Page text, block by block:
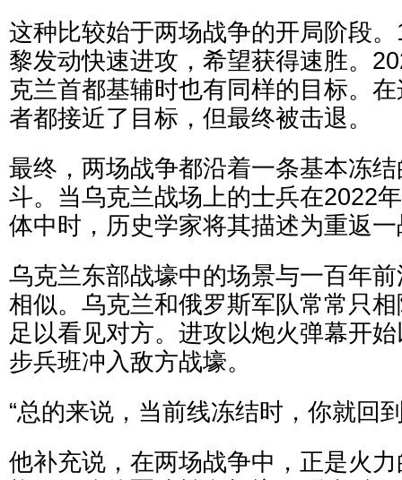
这种比较始于两场战争的开局阶段
黎发动快速进攻，希望获得速胜。
克兰首都基辅时也有同样的目标。
者都接近了目标，但最终被击退。
最终，两场战争都沿着一条基本冻
斗。当乌克兰战场上的士兵在2022
体中时，历史学家将其描述为重返
乌克兰东部战壕中的场景与一百年
相似。乌克兰和俄罗斯军队常常只
足以看见对方。进攻以炮火弹幕开
步兵班冲入敌方战壕。
“总的来说，当前线冻结时，你就回
他补充说，在两场战争中，正是火